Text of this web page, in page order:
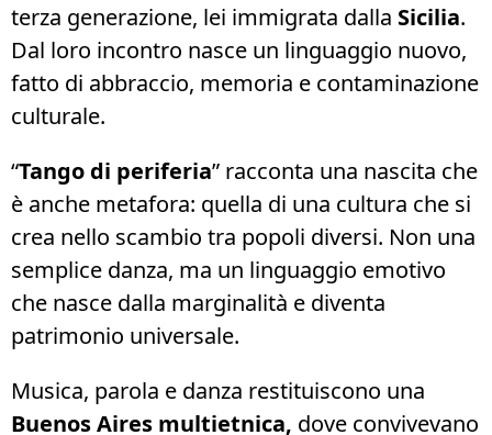
terza generazione, lei immigrata dalla Sicilia.
Dal loro incontro nasce un linguaggio nuovo,
fatto di abbraccio, memoria e contaminazione
culturale.
“Tango di periferia” racconta una nascita che
è anche metafora: quella di una cultura che si
crea nello scambio tra popoli diversi. Non una
semplice danza, ma un linguaggio emotivo
che nasce dalla marginalità e diventa
patrimonio universale.
Musica, parola e danza restituiscono una
Buenos Aires multietnica, dove convivevano